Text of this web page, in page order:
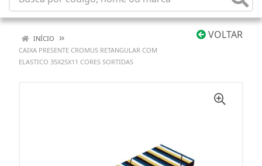
VOLTAR
INÍCIO
CAIXA PRESENTE CROMUS RETANGULAR COM
ELASTICO 35X25X11 CORES SORTIDAS